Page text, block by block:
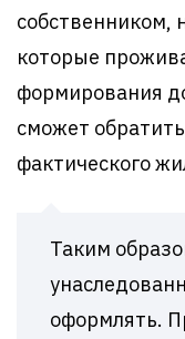
собственником,
которые
формирования
сможет
фактического
Таким
оформлять.